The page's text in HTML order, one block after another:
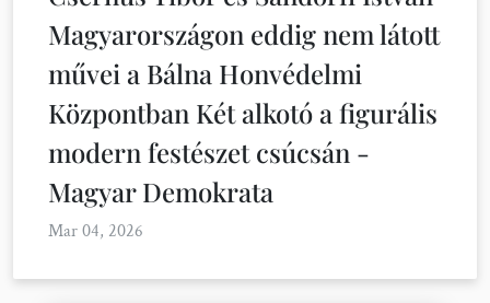
Magyarországon eddig nem látott
művei a Bálna Honvédelmi
Központban Két alkotó a figurális
modern festészet csúcsán -
Magyar Demokrata
Mar 04, 2026